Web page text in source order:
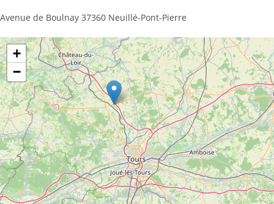
Avenue de Boulnay 37360 Neuillé-Pont-Pierre
+
−